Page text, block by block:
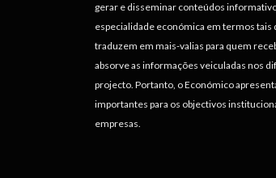
gerar e disseminar conteúdos
especialidade económica em termos tais
traduzem em mais-valias para quem
absorve as informações veiculadas nos
projecto. Portanto, o Económico
importantes para os objectivos
empresas.